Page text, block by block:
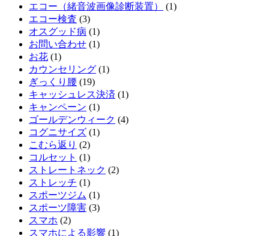
エコー（緒音波画像診断装置）
(1)
エコー検査 (3)
オスグッド病 (1)
お問い合わせ (1)
お花 (1)
カウンセリング (1)
ぎっくり腰 (19)
キャッシュレス決済 (1)
キャンペーン (1)
ゴールデンウィーク (4)
コグニサイズ (1)
こむら返り (2)
コルセット (1)
ストレートネック (2)
ストレッチ (1)
スポーツジム (1)
スポーツ障害 (3)
スマホ (2)
スマホによる影響 (1)